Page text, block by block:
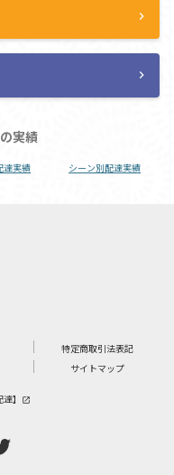
chevron_right
chevron_right
実績
達実績 シーン別配達実績
特定商取引法表記
サイトマップ
】 launch